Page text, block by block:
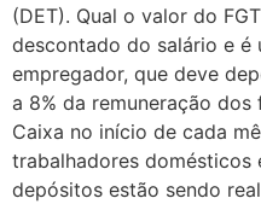
(DET). Qual o valor do
descontado do salário e é
empregador, que deve
a 8% da remuneração
Caixa no início de cada
trabalhadores domésticos
depósitos estão sendo